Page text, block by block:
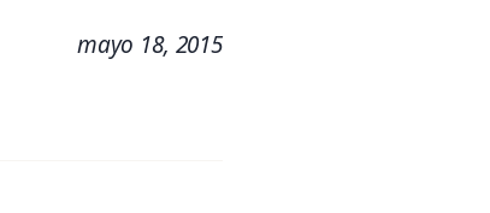
mayo 18, 2015